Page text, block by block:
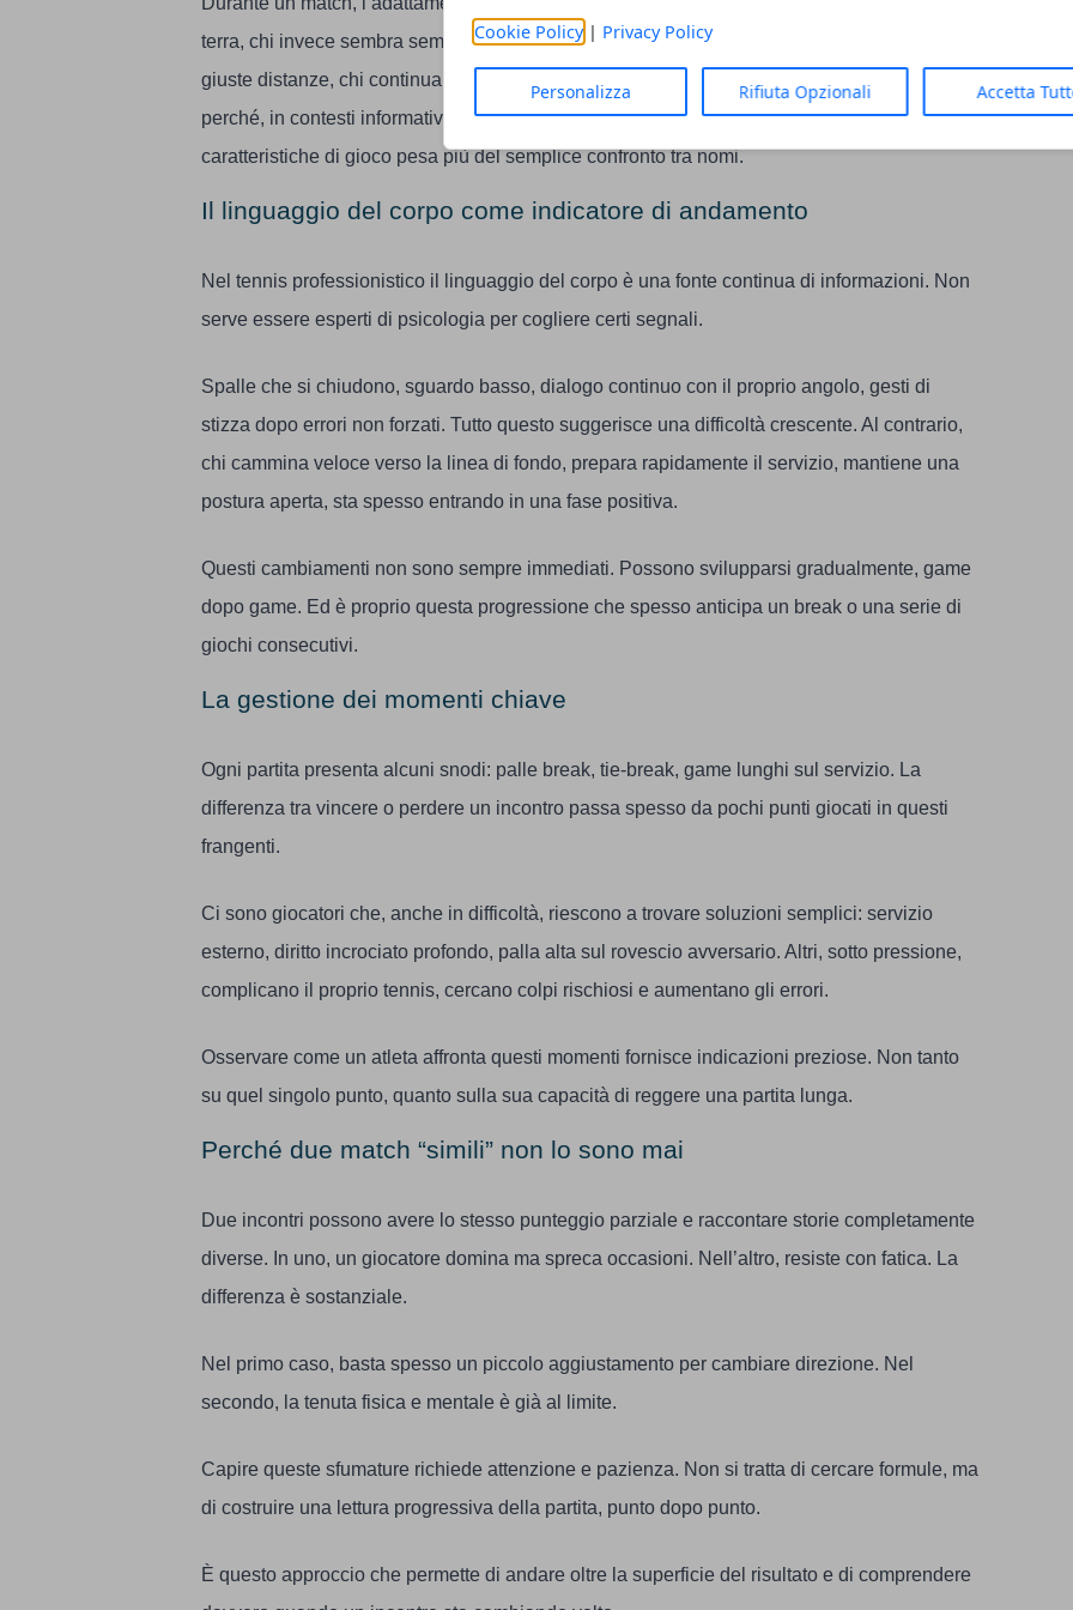
Cookie Policy| Privacy Policy
Personalizza Rifiuta Opzionali Accetta
terra, chi invece sembra sempre in equilibrio precario. Chi riesce a trovare rapidamente le
giuste distanze, chi continua a colpire in ritardo. Anche questo contribuisce a spiegare
perché, in contesti informativi come letennis scommesse NetBet, l’analisi delle
caratteristiche di gioco pesa più del semplice confronto tra nomi.
Il linguaggio del corpo come indicatore di andamento
Nel tennis professionistico il linguaggio del corpo è una fonte continua di informazioni. Non
serve essere esperti di psicologia per cogliere certi segnali.
Spalle che si chiudono, sguardo basso, dialogo continuo con il proprio angolo, gesti di
stizza dopo errori non forzati. Tutto questo suggerisce una difficoltà crescente. Al contrario,
chi cammina veloce verso la linea di fondo, prepara rapidamente il servizio, mantiene una
postura aperta, sta spesso entrando in una fase positiva.
Questi cambiamenti non sono sempre immediati. Possono svilupparsi gradualmente, game
dopo game. Ed è proprio questa progressione che spesso anticipa un break o una serie di
giochi consecutivi.
La gestione dei momenti chiave
Ogni partita presenta alcuni snodi: palle break, tie-break, game lunghi sul servizio. La
differenza tra vincere o perdere un incontro passa spesso da pochi punti giocati in questi
frangenti.
Ci sono giocatori che, anche in difficoltà, riescono a trovare soluzioni semplici: servizio
esterno, diritto incrociato profondo, palla alta sul rovescio avversario. Altri, sotto pressione,
complicano il proprio tennis, cercano colpi rischiosi e aumentano gli errori.
Osservare come un atleta affronta questi momenti fornisce indicazioni preziose. Non tanto
su quel singolo punto, quanto sulla sua capacità di reggere una partita lunga.
Perché due match “simili” non lo sono mai
Due incontri possono avere lo stesso punteggio parziale e raccontare storie completamente
diverse. In uno, un giocatore domina ma spreca occasioni. Nell’altro, resiste con fatica. La
differenza è sostanziale.
Nel primo caso, basta spesso un piccolo aggiustamento per cambiare direzione. Nel
secondo, la tenuta fisica e mentale è già al limite.
Capire queste sfumature richiede attenzione e pazienza. Non si tratta di cercare formule, ma
di costruire una lettura progressiva della partita, punto dopo punto.
È questo approccio che permette di andare oltre la superficie del risultato e di comprendere